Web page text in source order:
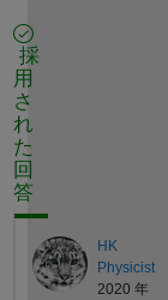
採
用
さ
れ
た
回
答
HK
Physicist
2020 年